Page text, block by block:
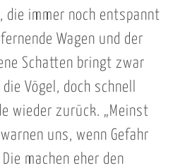
die immer noch entspannt
Wagen und der
Schatten bringt zwar
Vögel, doch schnell
wieder zurück. „Meinst
uns, wenn Gefahr
machen eher den